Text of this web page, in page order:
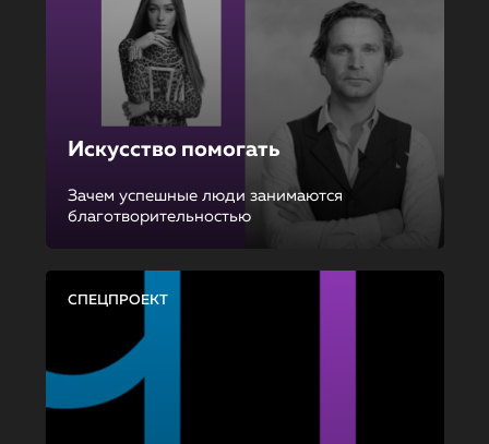
Искусство помогать
Зачем успешные люди занимаются
благотворительностью
СПЕЦПРОЕКТ